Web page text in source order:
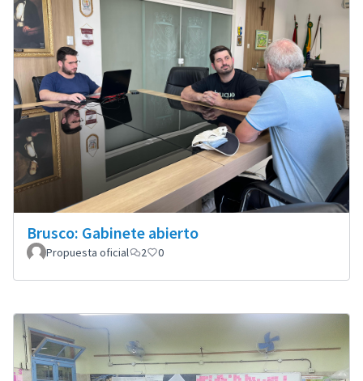
Brusco: Gabinete abierto
Propuesta oficial 2 0